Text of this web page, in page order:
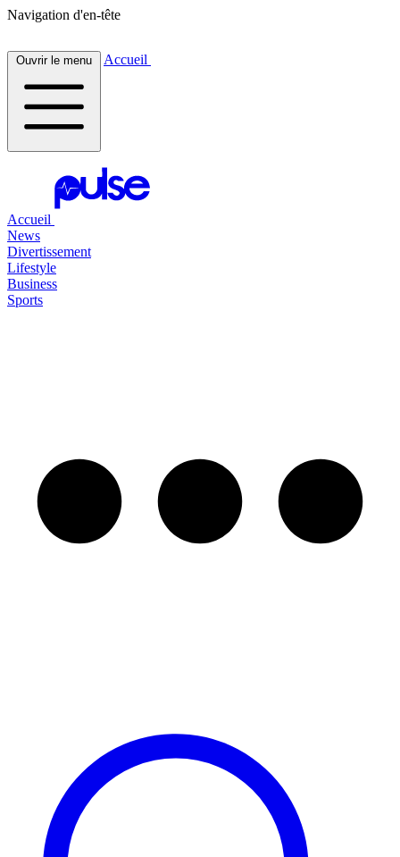
Navigation d'en-tête
Ouvrir le menu Accueil
Accueil
News
Divertissement
Lifestyle
Business
Sports